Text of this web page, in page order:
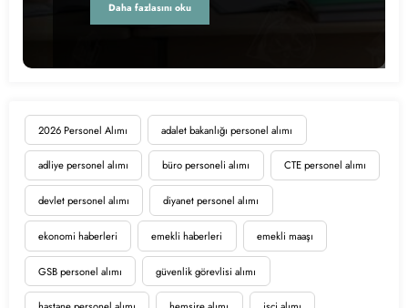
2026 Personel Alımı adalet bakanlığı personel alımı
adliye personel alımı büro personeli alımı CTE personel alımı
devlet personel alımı diyanet personel alımı
ekonomi haberleri emekli haberleri emekli maaşı
GSB personel alımı güvenlik görevlisi alımı
Daha fazlasını oku